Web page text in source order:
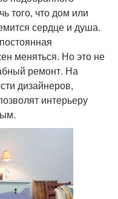
того, что дом или
сердце и душа.
меняться. Но это не
ремонт. На
дизайнеров,
интерьеру